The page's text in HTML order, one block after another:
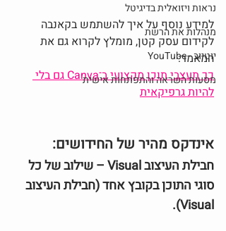
נראות ויזואלית בדיגיטל
מנהלות את הרשת
יוטיוב - YouTube
מסעות השראה והתפתחות אישית
למידע נוסף על איך להשתמש בקאנבה
לקידום עסק קטן, מומלץ לקרוא גם את
המאמר:
כך תעצבי תוכן מקצועי ב־Canva גם בלי
להיות גרפיקאית
אינדקס מהיר של החידושים:
חבילת העיצוב Visual – שילוב של כל
סוגי התוכן בקובץ אחד (חבילת העיצוב
Visual).